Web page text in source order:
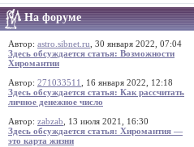
На форуме
Автор: astro.sibnet.ru , 30 января 2022, 07:04
Здесь обсуждается статья: Возможности
Хиромантии
Автор: 271033511
, 16 января 2022, 12:18
Здесь обсуждается статья: Как рассчитать
личное денежное число
Автор: zabzab , 13 июля 2021, 16:30
Здесь обсуждается статья: Хиромантия —
это карта жизни